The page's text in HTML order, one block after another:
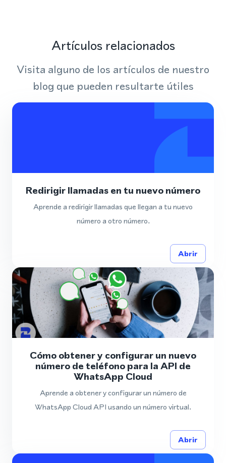
Artículos relacionados
Visita alguno de los artículos de nuestro
blog que pueden resultarte útiles
Redirigir llamadas en tu nuevo número
Aprende a redirigir llamadas que llegan a tu nuevo
número a otro número.
Abrir
Cómo obtener y configurar un nuevo
número de teléfono para la API de
WhatsApp Cloud
Aprende a obtener y configurar un número de
WhatsApp Cloud API usando un número virtual.
Abrir